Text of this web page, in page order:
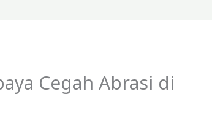
Cegah Abrasi di